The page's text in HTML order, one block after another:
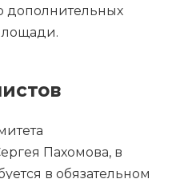
дополнительных
Пахомова, в
в обязательном